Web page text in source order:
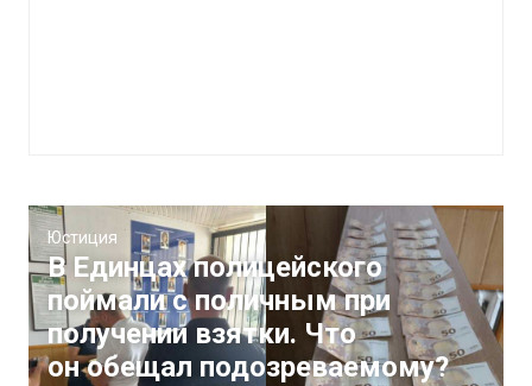
Юстиция
В Единцах полицейского
поймали с поличным при
получении взятки. Что
он обещал подозреваемому?